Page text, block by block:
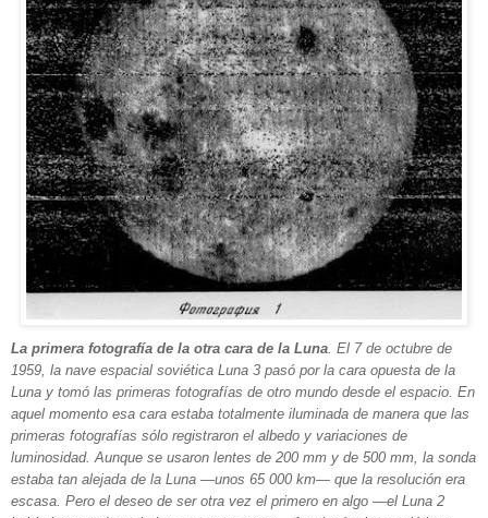
La primera fotografía de la otra cara de la Luna . El 7 de octubre de
1959, la nave espacial soviética Luna 3 pasó por la cara opuesta de la
Luna y tomó las primeras fotografías de otro mundo desde el espacio. En
aquel momento esa cara estaba totalmente iluminada de manera que las
primeras fotografías sólo registraron el albedo y variaciones de
luminosidad. Aunque se usaron lentes de 200 mm y de 500 mm, la sonda
estaba tan alejada de la Luna —unos 65 000 km— que la resolución era
escasa. Pero el deseo de ser otra vez el primero en algo —el Luna 2